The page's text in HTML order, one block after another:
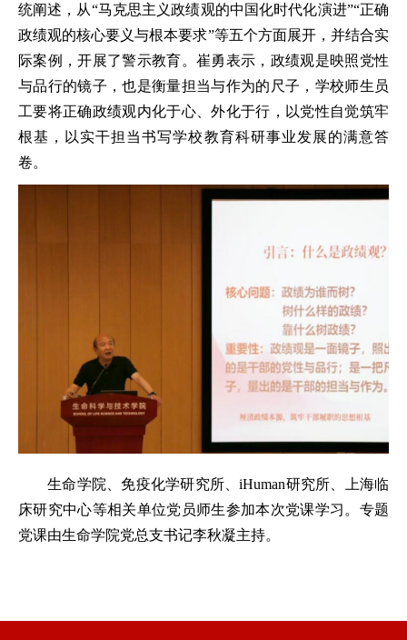
统阐述，从“马克思主义政绩观的中国化时代化演进”“正确
政绩观的核心要义与根本要求”等五个方面展开，并结合实
际案例，开展了警示教育。崔勇表示，政绩观是映照党性
与品行的镜子，也是衡量担当与作为的尺子，学校师生员
工要将正确政绩观内化于心、外化于行，以党性自觉筑牢
根基，以实干担当书写学校教育科研事业发展的满意答
卷。
生命学院、免疫化学研究所、iHuman研究所、上海临
床研究中心等相关单位党员师生参加本次党课学习。专题
党课由生命学院党总支书记李秋凝主持。